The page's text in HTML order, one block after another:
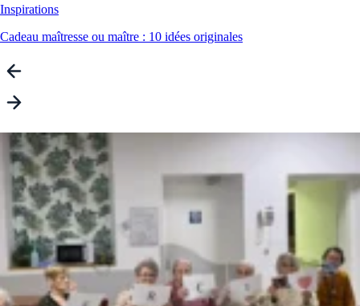
Inspirations
Cadeau maîtresse ou maître : 10 idées originales